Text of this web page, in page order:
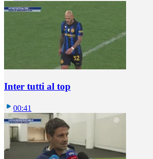
Inter tutti al top
00:41